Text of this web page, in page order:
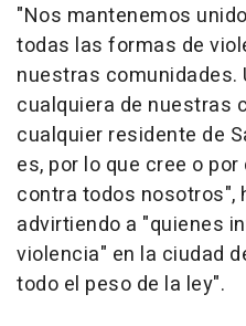
"Nos mantenemos
todas las formas de
nuestras comunidades.
cualquiera de nuestras
cualquier residente de
es, por lo que cree o
contra todos nosotros",
advirtiendo a "quienes
violencia" en la ciudad
todo el peso de la ley".